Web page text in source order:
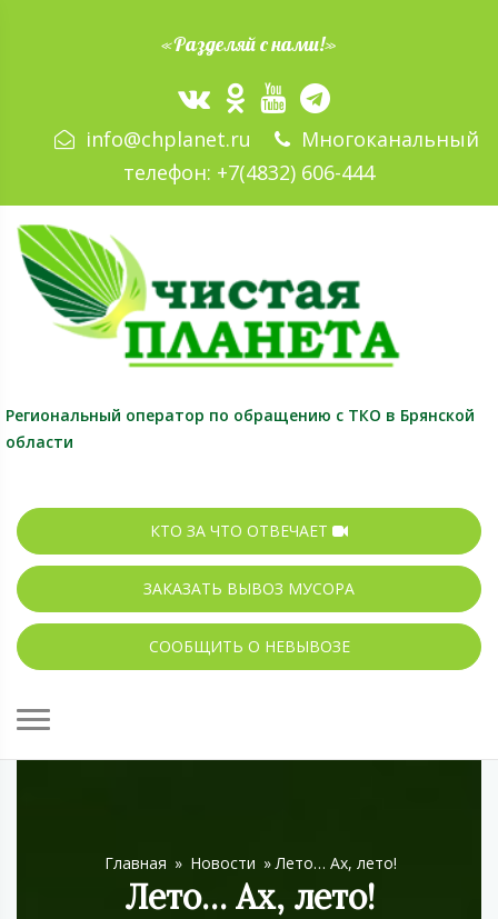
«Разделяй с нами!»
info@chplanet.ru
Многоканальный
телефон: +7(4832) 606-444
Региональный оператор по обращению с ТКО в Брянской
области
КТО ЗА ЧТО ОТВЕЧАЕТ
ЗАКАЗАТЬ ВЫВОЗ МУСОРА
СООБЩИТЬ О НЕВЫВОЗЕ
Главная » Новости » Лето… Ах, лето!
Лето… Ах, лето!